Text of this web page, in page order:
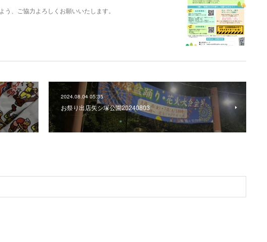
、ご協力よろしくお願いいたします。
2024.08.04 05:35
お祭り出店矢シ塚公園20240803